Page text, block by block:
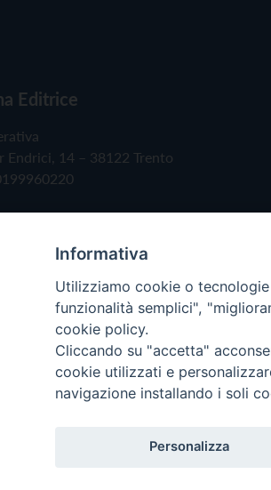
Editrice
Endrici, 14 – 38122 Trento
2019 - Tutti i diritti riservati - Vita
Informativa
Utilizziamo cookie o
funzionalità semplici",
cookie policy.
Cliccando su "accetta"
cookie utilizzati e
navigazione installando i soli
Personalizza